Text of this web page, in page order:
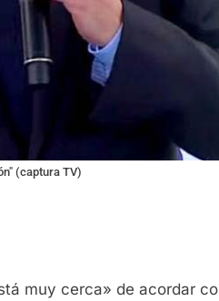
(captura TV)
muy cerca» de acordar